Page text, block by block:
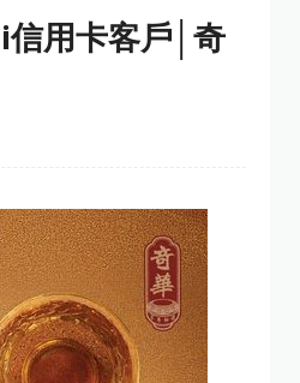
用卡客戶│奇